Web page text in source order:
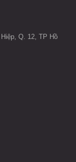
Q. 12, TP Hồ